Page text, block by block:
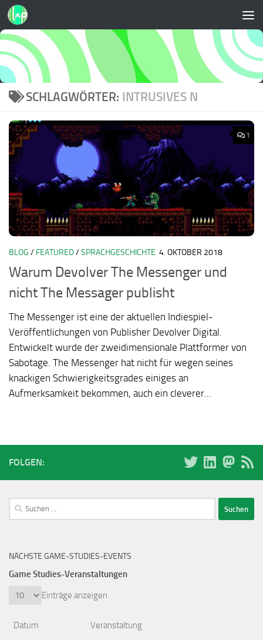
Zum Inhalt springen
SCHLAGWÖRTER: INTRUSIVES N
1
BLOG / FEATURED/SPRACHGESCHICHTE 4. OKTOBER 2018
Warum Devolver The Messenger und
nicht The Messager publisht
The Messenger ist eine der aktuellen Indiespiel-
Veröffentlichungen von Publisher Devolver Digital.
Entwickelt wurde der zweidimensionale Plattformer von
Sabotage. The Messenger hat nicht für wegen seines
knackigen Schwierigkeitsgrades einiges an
Aufmerksamkeit bekommen, auch ein cleverer...
FOLGEN:
Suchen
nach:
NÄCHSTE GAME-STUDIES-EVENTS
Game Studies-Veranstaltungen
Einträge anzeigen
Datum Veranstaltung